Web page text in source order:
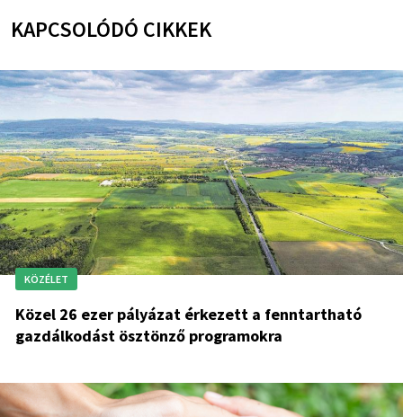
KAPCSOLÓDÓ CIKKEK
KÖZÉLET
Közel 26 ezer pályázat érkezett a fenntartható
gazdálkodást ösztönző programokra